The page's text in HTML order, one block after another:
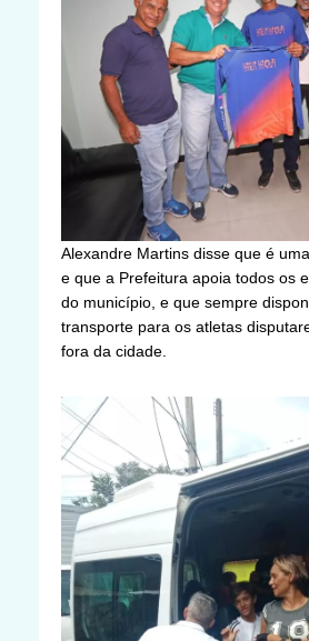
Alexandre Martins disse que é
e que a Prefeitura apoia todos os
do município, e que sempre
transporte para os atletas
fora da cidade.